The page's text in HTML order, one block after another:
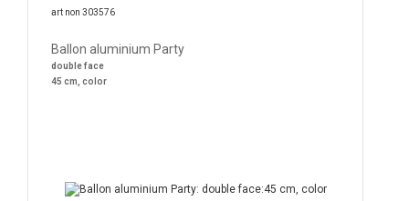
art non 303576
Ballon aluminium Party
double face
45 cm, color